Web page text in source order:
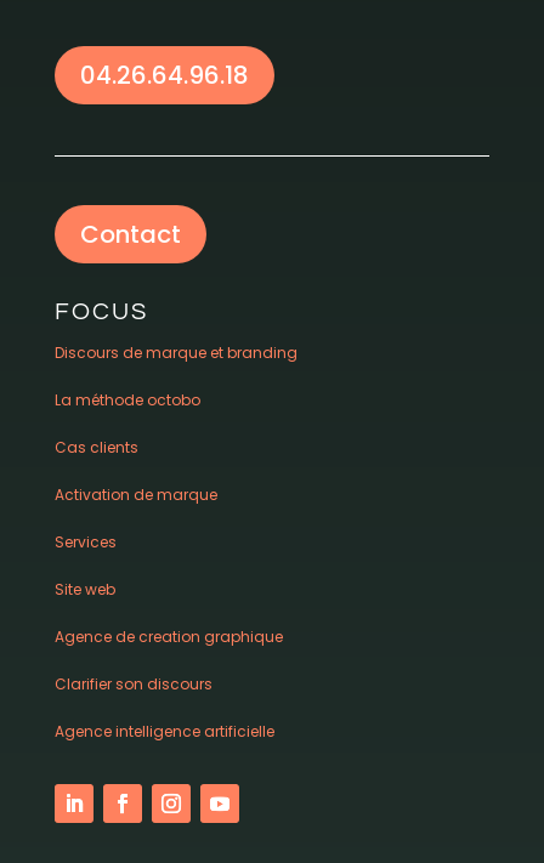
04.26.64.96.18
Contact
FOCUS
Discours de marque et branding
La méthode octobo
Cas clients
Activation de marque
Services
Site web
Agence de creation graphique
Clarifier son discours
Agence intelligence artificielle